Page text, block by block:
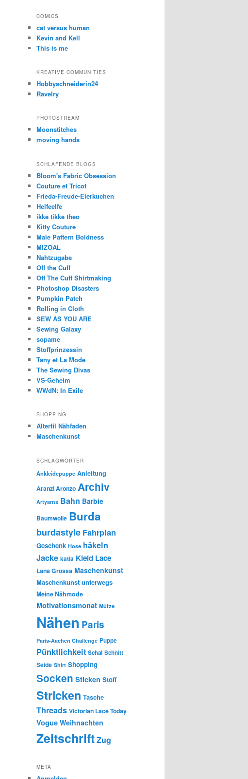
COMICS
cat versus human
Kevin and Kell
This is me
KREATIVE COMMUNITIES
Hobbyschneiderin24
Ravelry
PHOTOSTREAM
Moonstitches
moving hands
SCHLAFENDE BLOGS
Bloom's Fabric Obsession
Couture et Tricot
Frieda-Freude-Eierkuchen
Helfeelfe
ikke tikke theo
Kitty Couture
Male Pattern Boldness
MIZOAL
Nahtzugabe
Off the Cuff
Off The Cuff Shirtmaking
Photoshop Disasters
Pumpkin Patch
Rolling in Cloth
SEW AS YOU ARE
Sewing Galaxy
sopame
Stoffprinzessin
Tany et La Mode
The Sewing Divas
VS-Geheim
WWdN: In Exile
SHOPPING
Alterfil Nähfaden
Maschenkunst
SCHLAGWÖRTER
Ankleidepuppe Anleitung
Aranzi Aronzo Archiv
Artyarns Bahn Barbie
Baumwolle Burda
burdastyle Fahrplan
Geschenk Hose häkeln
Jacke katia Kleid Lace
Lana Grossa Maschenkunst
Maschenkunst unterwegs
Meine Nähmode
Motivationsmonat Mütze
Nähen Paris
Paris-Aachen Challenge Puppe
Pünktlichkeit Schal Schnitt
Seide Shirt Shopping
Socken Sticken Stoff
Stricken Tasche
Threads Victorian Lace Today
Vogue Weihnachten
ZeitschriftZug
META